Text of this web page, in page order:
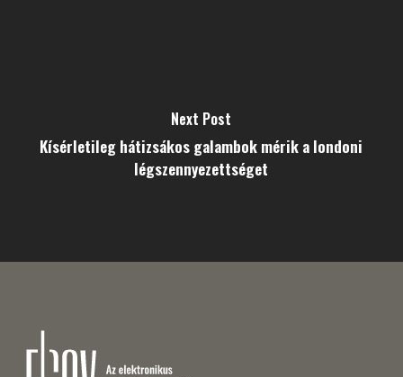
Next Post
Kísérletileg hátizsákos galambok mérik a londoni
légszennyezettséget